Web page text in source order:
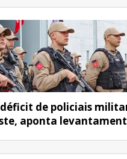
de policiais
aponta